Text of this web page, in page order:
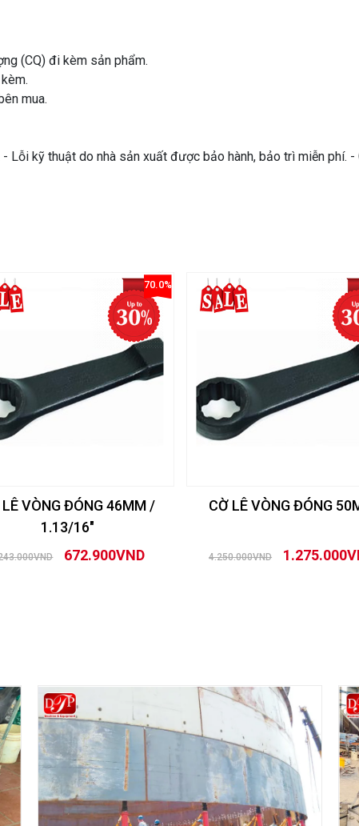
(CQ) đi kèm sản phẩm.
mua.
kỹ thuật do nhà sản xuất được bảo hành, bảo trì miễn phí. -
70.0%
LÊ VÒNG ĐÓNG 46MM /
1.13/16″
672.900VND
CỜ LÊ VÒNG ĐÓNG
4.250.000VND